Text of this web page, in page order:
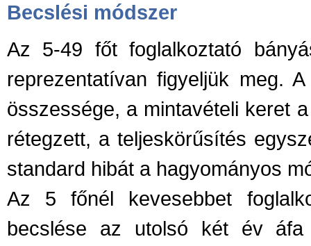
Becslési módszer
Az 5-49 főt foglalkoztató
reprezentatívan figyeljük meg.
összessége, a mintavételi keret
rétegzett, a teljeskörűsítés
standard hibát a hagyományos
Az 5 főnél kevesebbet
becslése az utolsó két év